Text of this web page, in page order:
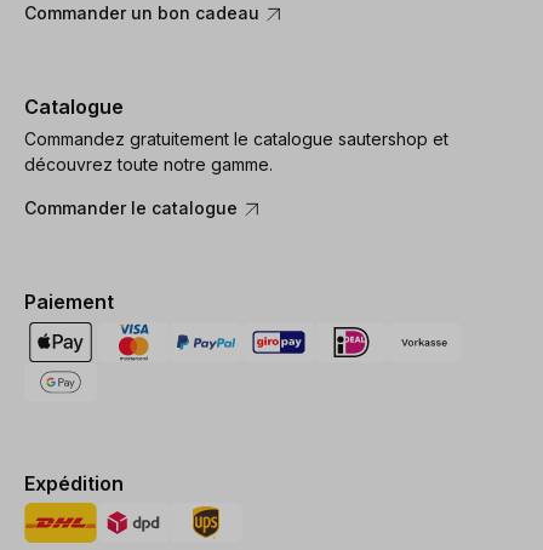
Commander un bon cadeau
Catalogue
Commandez gratuitement le catalogue sautershop et
découvrez toute notre gamme.
Commander le catalogue
Paiement
Expédition